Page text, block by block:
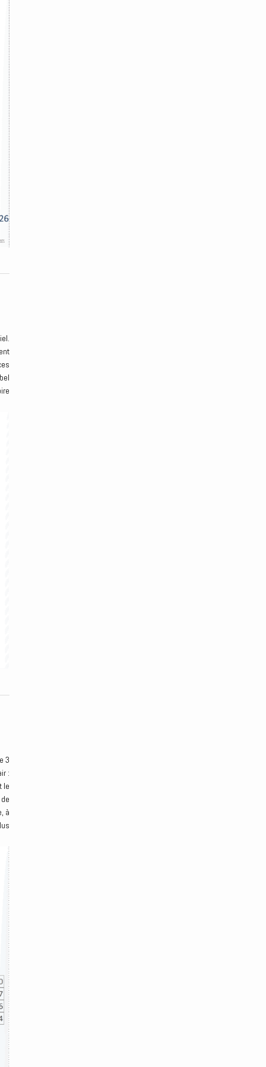
3
:
le
à